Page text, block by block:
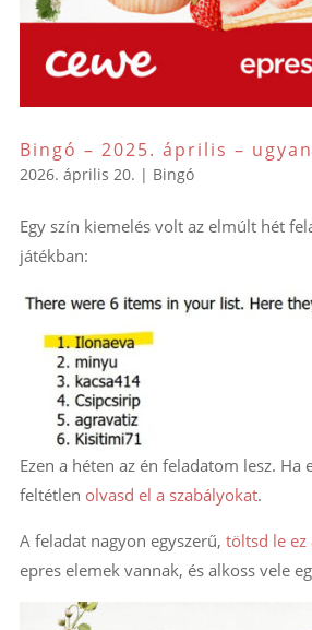
Bingó – 2025. április –
2026. április 20. | Bingó
Egy szín kiemelés volt az elmúlt hét
játékban:
Ezen a héten az én feladatom lesz. Ha
feltétlen olvasd el a szabályokat.
A feladat nagyon egyszerű, töltsd le ez
epres elemek vannak, és alkoss vele